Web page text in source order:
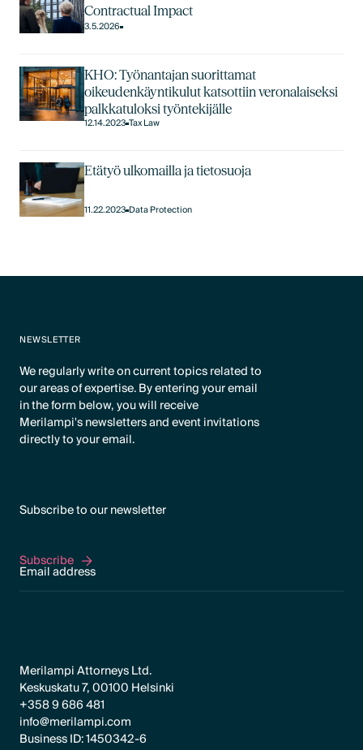
Contractual Impact
3.5.2026
KHO: Työnantajan suorittamat
oikeudenkäyntikulut katsottiin veronalaiseksi
palkkatuloksi työntekijälle
12.14.2023Tax Law
Etätyö ulkomailla ja tietosuoja
11.22.2023Data Protection
NEWSLETTER
We regularly write on current topics related to
our areas of expertise. By entering your email
in the form below, you will receive
Merilampi's newsletters and event invitations
directly to your email.
Subscribe to our newsletter
Subscribe
Subscribe
Merilampi Attorneys Ltd.
Keskuskatu 7, 00100 Helsinki
+358 9 686 481
info@merilampi.com
Business ID: 1450342-6